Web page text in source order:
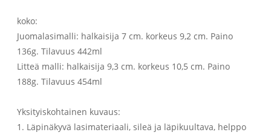
koko:
Juomalasimalli: halkaisija 7 cm. korkeus 9,2 cm. Paino
136g. Tilavuus 442ml
Litteä malli: halkaisija 9,3 cm. korkeus 10,5 cm. Paino
188g. Tilavuus 454ml
Yksityiskohtainen kuvaus:
1. Läpinäkyvä lasimateriaali, sileä ja läpikuultava, helppo